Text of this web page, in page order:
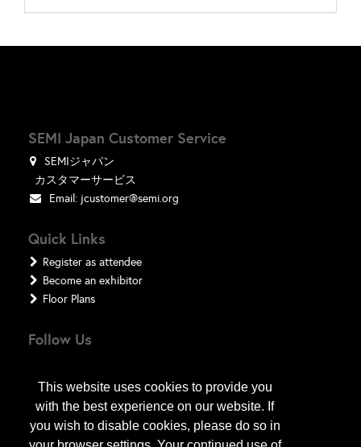
This website uses cookies to provide you
with the best experience on our website. If
you wish to disable cookies, please do so in
SEMI Japan Customer Service
SEMIジャパン
カスタマーサービス
Email: jcustomer@semi.org
Quick Links
Register as attendee
Become an exhibitor
Floor Plans
Follow Us